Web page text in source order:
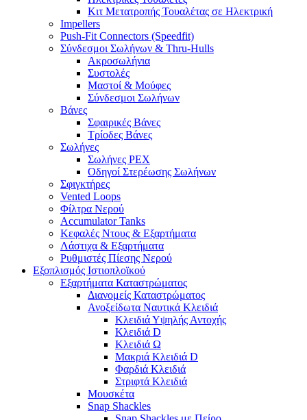
Κιτ Μετατροπής Τουαλέτας σε Ηλεκτρική
Impellers
Push-Fit Connectors (Speedfit)
Σύνδεσμοι Σωλήνων & Thru-Hulls
Ακροσωλήνια
Συστολές
Μαστοί & Μούφες
Σύνδεσμοι Σωλήνων
Βάνες
Σφαιρικές Βάνες
Τρίοδες Βάνες
Σωλήνες
Σωλήνες PEX
Οδηγοί Στερέωσης Σωλήνων
Σφιγκτήρες
Vented Loops
Φίλτρα Νερού
Accumulator Tanks
Κεφαλές Ντους & Εξαρτήματα
Λάστιχα & Εξαρτήματα
Ρυθμιστές Πίεσης Νερού
Εξοπλισμός Ιστιοπλοϊκού
Εξαρτήματα Καταστρώματος
Διανομείς Καταστρώματος
Ανοξείδωτα Ναυτικά Κλειδιά
Κλειδιά Υψηλής Αντοχής
Κλειδιά D
Κλειδιά Ω
Μακριά Κλειδιά D
Φαρδιά Κλειδιά
Στριφτά Κλειδιά
Μουσκέτα
Snap Shackles